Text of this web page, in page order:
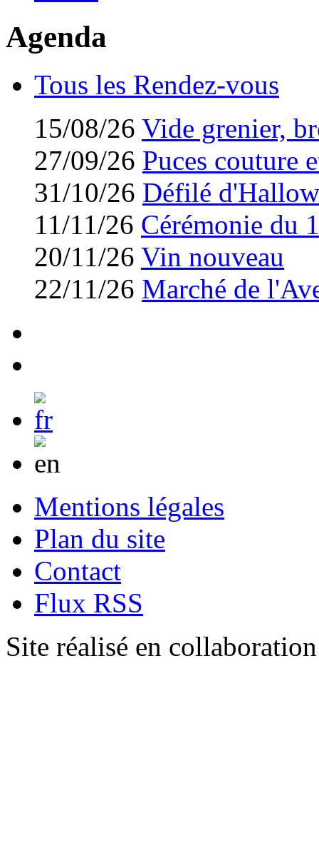
Agenda
Tous les Rendez-vous
15/08/26 Vide grenier,
27/09/26 Puces couture
31/10/26 Défilé
11/11/26 Cérémonie du
20/11/26 Vin nouveau
22/11/26 Marché de
Mentions légales
Plan du site
Contact
Flux RSS
Site réalisé en